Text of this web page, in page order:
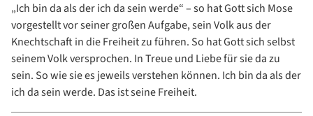
„Ich bin da als der ich da sein werde“ – so hat Gott sich Mose
vorgestellt vor seiner großen Aufgabe, sein Volk aus der
Knechtschaft in die Freiheit zu führen. So hat Gott sich selbst
seinem Volk versprochen. In Treue und Liebe für sie da zu
sein. So wie sie es jeweils verstehen können. Ich bin da als der
ich da sein werde. Das ist seine Freiheit.